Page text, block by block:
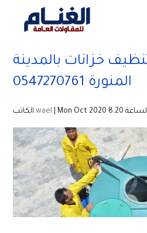
خزانات بالمدينة
المنورة 0547270761
wael